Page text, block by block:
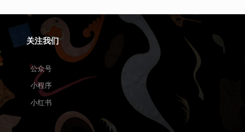
关注我们
公众号
小程序
小红书